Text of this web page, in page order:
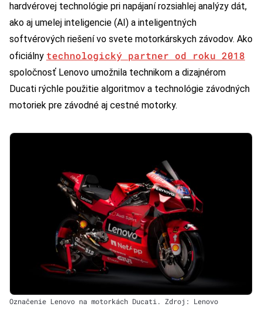
hardvérovej technológie pri napájaní rozsiahlej analýzy dát,
ako aj umelej inteligencie (AI) a inteligentných
softvérových riešení vo svete motorkárskych závodov. Ako
oficiálny technologický partner od roku 2018
spoločnosť Lenovo umožnila technikom a dizajnérom
Ducati rýchle použitie algoritmov a technológie závodných
motoriek pre závodné aj cestné motorky.
Označenie Lenovo na motorkách Ducati. Zdroj: Lenovo